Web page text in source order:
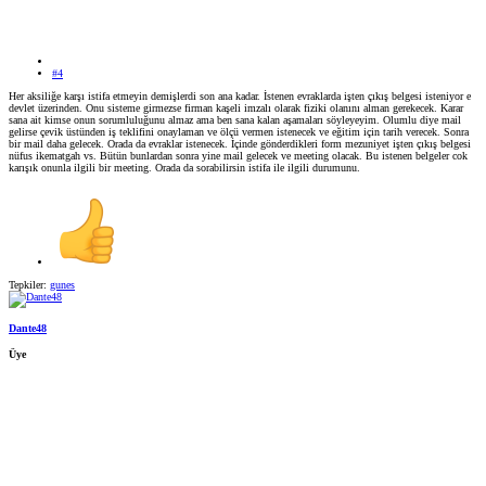
#4
Her aksiliğe karşı istifa etmeyin demişlerdi son ana kadar. İstenen evraklarda işten çıkış belgesi isteniyor e
devlet üzerinden. Onu sisteme girmezse firman kaşeli imzalı olarak fiziki olanını alman gerekecek. Karar
sana ait kimse onun sorumluluğunu almaz ama ben sana kalan aşamaları söyleyeyim. Olumlu diye mail
gelirse çevik üstünden iş teklifini onaylaman ve ölçü vermen istenecek ve eğitim için tarih verecek. Sonra
bir mail daha gelecek. Orada da evraklar istenecek. İçinde gönderdikleri form mezuniyet işten çıkış belgesi
nüfus ikematgah vs. Bütün bunlardan sonra yine mail gelecek ve meeting olacak. Bu istenen belgeler cok
karışık onunla ilgili bir meeting. Orada da sorabilirsin istifa ile ilgili durumunu.
Tepkiler: gunes
Dante48
Üye